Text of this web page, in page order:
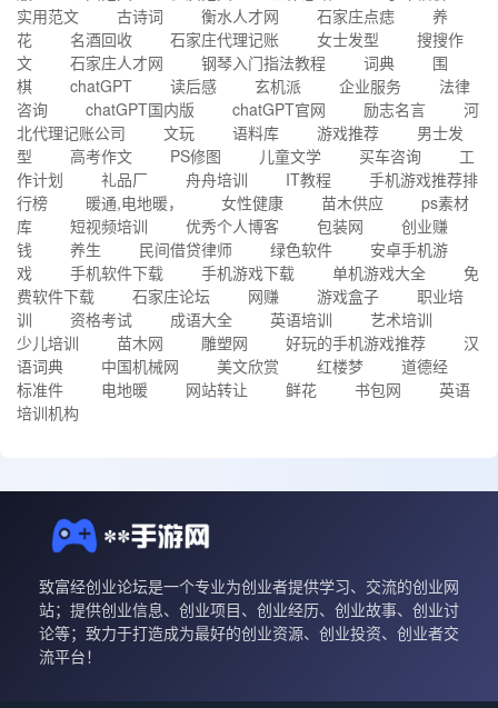
实用范文
古诗词 衡水人才网 石家庄点痣
养
花
名酒回收 石家庄代理记账 女士发型
搜搜作
文
石家庄人才网 钢琴入门指法教程 词典
围
棋
chatGPT 读后感 玄机派 企业服务
法律
咨询
chatGPT国内版 chatGPT官网 励志名言
河
北代理记账公司
文玩 语料库 游戏推荐
男士发
型
高考作文 PS修图 儿童文学 买车咨询
工
作计划
礼品厂 舟舟培训 IT教程
手机游戏推荐排
行榜
暖通,电地暖， 女性健康 苗木供应
ps素材
库
短视频培训 优秀个人博客 包装网
创业赚
钱
养生 民间借贷律师 绿色软件
安卓手机游
戏
手机软件下载 手机游戏下载 单机游戏大全
免
费软件下载
石家庄论坛 网赚 游戏盒子
职业培
训
资格考试 成语大全 英语培训
艺术培训
少儿培训
苗木网 雕塑网 好玩的手机游戏推荐
汉
语词典
中国机械网 美文欣赏 红楼梦
道德经
标准件
电地暖 网站转让 鲜花 书包网
英语
培训机构
致富经创业论坛是一个专业为创业者提供学习、交流的创业网
站；提供创业信息、创业项目、创业经历、创业故事、创业讨
论等；致力于打造成为最好的创业资源、创业投资、创业者交
流平台！